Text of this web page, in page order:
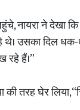
नायरा ने देखा
उसका दिल
रहे हैं।”
तरह घेर